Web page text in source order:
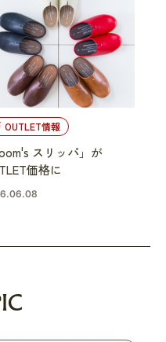
OUTLET情報
スリッパ」が
価格に